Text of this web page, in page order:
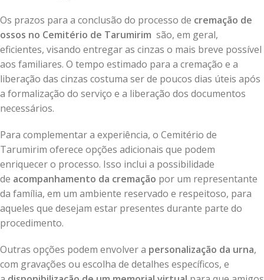
Os prazos para a conclusão do processo de cremação de
ossos no Cemitério de Tarumirim são, em geral,
eficientes, visando entregar as cinzas o mais breve possível
aos familiares. O tempo estimado para a cremação e a
liberação das cinzas costuma ser de poucos dias úteis após
a formalização do serviço e a liberação dos documentos
necessários.
Para complementar a experiência, o Cemitério de
Tarumirim oferece opções adicionais que podem
enriquecer o processo. Isso inclui a possibilidade
de acompanhamento da cremação por um representante
da família, em um ambiente reservado e respeitoso, para
aqueles que desejam estar presentes durante parte do
procedimento.
Outras opções podem envolver a personalização da urna,
com gravações ou escolha de detalhes específicos, e